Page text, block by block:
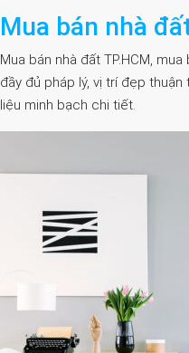
Mua bán nhà
Mua bán nhà đất TP.HCM,
đầy đủ pháp lý, vị trí đẹp
liệu minh bạch chi tiết.